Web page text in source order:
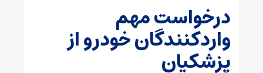
درخواست مهم
واردکنندگان خودرو از
پزشکیان